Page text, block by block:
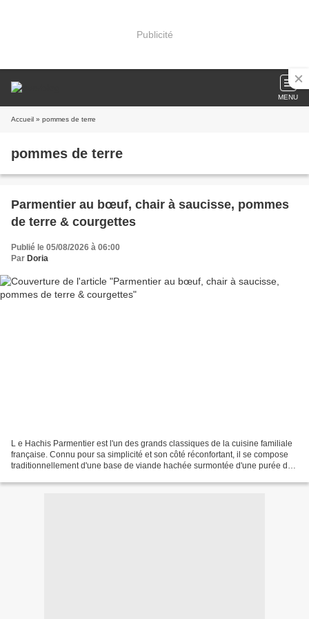
Publicité
MENU
Accueil » pommes de terre
pommes de terre
Parmentier au bœuf, chair à saucisse, pommes
de terre & courgettes
Publié le 05/08/2026 à 06:00
Par Doria
L e Hachis Parmentier est l'un des grands classiques de la cuisine familiale
française. Connu pour sa simplicité et son côté réconfortant, il se compose
traditionnellement d'une base de viande hachée surmontée d'une purée de